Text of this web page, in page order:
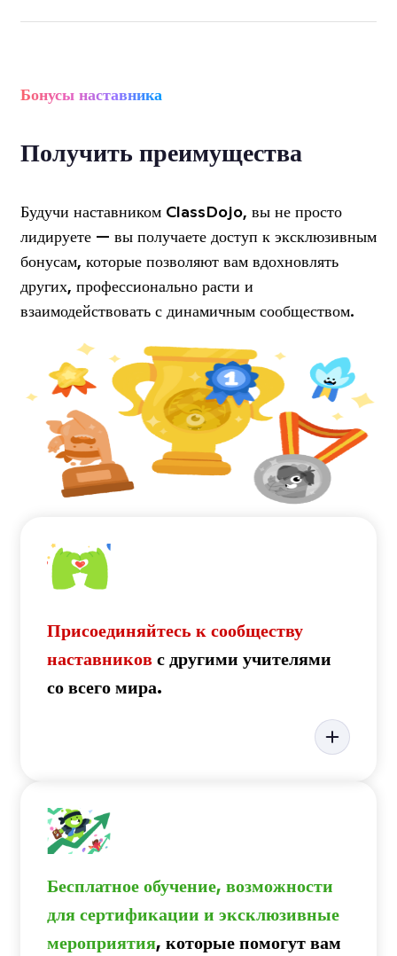
Бонусы наставника
Получить преимущества
Будучи наставником ClassDojo, вы не просто
лидируете — вы получаете доступ к эксклюзивным
бонусам, которые позволяют вам вдохновлять
других, профессионально расти и
взаимодействовать с динамичным сообществом.
Присоединяйтесь к сообществу
наставниковс другими учителями
со всего мира.
Бесплатное обучение, возможности
для сертификации и эксклюзивные
мероприятия, которые помогут вам